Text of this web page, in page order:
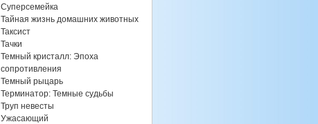
Суперсемейка
Тайная жизнь домашних животных
Таксист
Тачки
Темный кристалл: Эпоха
сопротивления
Темный рыцарь
Терминатор: Темные судьбы
Труп невесты
Ужасающий